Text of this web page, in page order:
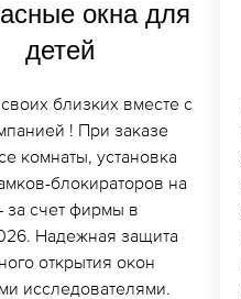
окна для
детей
близких вместе с
! При заказе
комнаты, установка
блокираторов на
за счет фирмы в
Надежная защита
открытия окон
исследователями.